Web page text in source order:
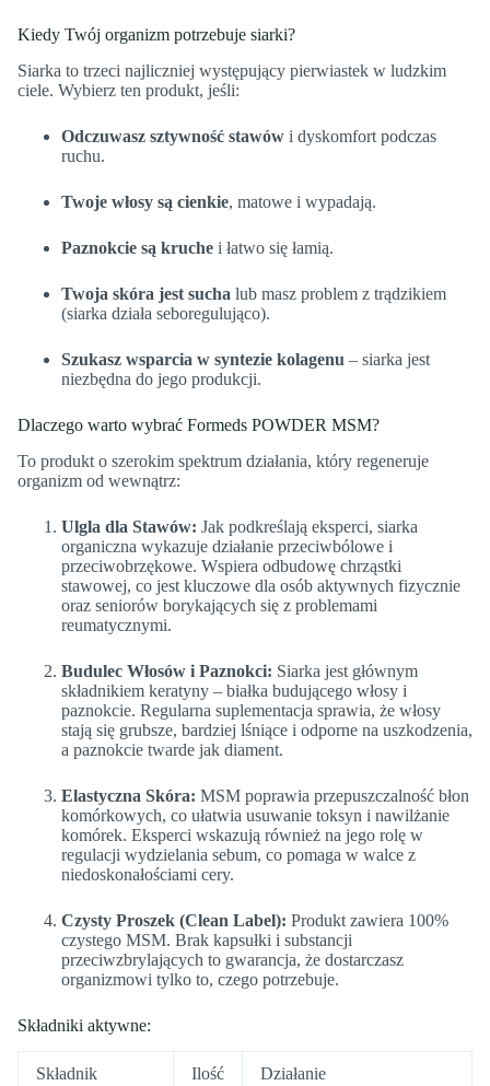
Kiedy Twój organizm potrzebuje siarki?
Siarka to trzeci najliczniej występujący pierwiastek w ludzkim
ciele. Wybierz ten produkt, jeśli:
Odczuwasz sztywność stawów i dyskomfort podczas
ruchu.
Twoje włosy są cienkie, matowe i wypadają.
Paznokcie są kruche i łatwo się łamią.
Twoja skóra jest sucha lub masz problem z trądzikiem
(siarka działa seboregulująco).
Szukasz wsparcia w syntezie kolagenu – siarka jest
niezbędna do jego produkcji.
Dlaczego warto wybrać Formeds POWDER MSM?
To produkt o szerokim spektrum działania, który regeneruje
organizm od wewnątrz:
Ulgla dla Stawów: Jak podkreślają eksperci, siarka
organiczna wykazuje działanie przeciwbólowe i
przeciwobrzękowe. Wspiera odbudowę chrząstki
stawowej, co jest kluczowe dla osób aktywnych fizycznie
oraz seniorów borykających się z problemami
reumatycznymi.
Budulec Włosów i Paznokci: Siarka jest głównym
składnikiem keratyny – białka budującego włosy i
paznokcie. Regularna suplementacja sprawia, że włosy
stają się grubsze, bardziej lśniące i odporne na uszkodzenia,
a paznokcie twarde jak diament.
Elastyczna Skóra: MSM poprawia przepuszczalność błon
komórkowych, co ułatwia usuwanie toksyn i nawilżanie
komórek. Eksperci wskazują również na jego rolę w
regulacji wydzielania sebum, co pomaga w walce z
niedoskonałościami cery.
Czysty Proszek (Clean Label): Produkt zawiera 100%
czystego MSM. Brak kapsułki i substancji
przeciwzbrylających to gwarancja, że dostarczasz
organizmowi tylko to, czego potrzebuje.
Składniki aktywne:
Składnik Ilość Działanie